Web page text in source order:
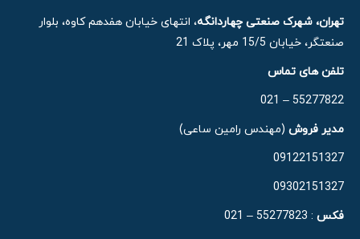
تهران، شهرک صنعتی چهاردانگه، انتهای خیابان هفدهم کاوه، بلوار
صنعتگر، خیابان 15/5 مهر، پلاک 21
تلفن های تماس
55277822 – 021
مدیر فروش (مهندس رامین ساعی)
09122151327
09302151327
فکس : 55277823 – 021